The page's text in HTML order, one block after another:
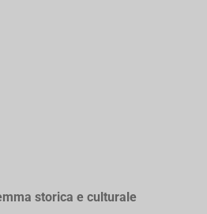
storica e culturale